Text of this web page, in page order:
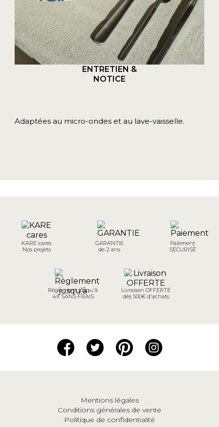
ENTRETIEN &
NOTICE
Adaptées au micro-ondes et au lave-vaisselle.
KARE cares
Nos projets
GARANTIE
de 2 ans
Paiement
SÉCURISÉ
Règlement jusqu'à
4X SANS FRAIS
Livraison OFFERTE
dès 500€ d'achats
Mentions légales
Conditions générales de vente
Politique de confidentialité